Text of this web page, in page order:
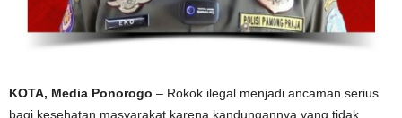
KOTA, Media Ponorogo – Rokok ilegal menjadi ancaman serius
bagi kesehatan masyarakat karena kandungannya yang tidak